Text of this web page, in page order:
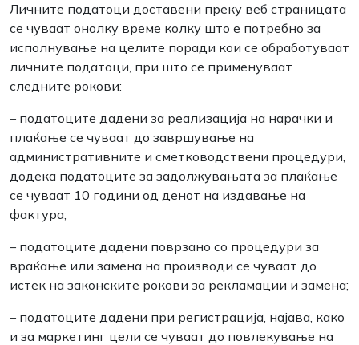
Личните податоци доставени преку веб страницата
се чуваат онолку време колку што е потребно за
исполнување на целите поради кои се обработуваат
личните податоци, при што се применуваат
следните рокови:
– податоците дадени за реализација на нарачки и
плаќање се чуваат до завршување на
административните и сметководствени процедури,
додека податоците за задолжувањата за плаќање
се чуваат 10 години од денот на издавање на
фактура;
– податоците дадени поврзано со процедури за
враќање или замена на производи се чуваат до
истек на законските рокови за рекламации и замена;
– податоците дадени при регистрација, најава, како
и за маркетинг цели се чуваат до повлекување на